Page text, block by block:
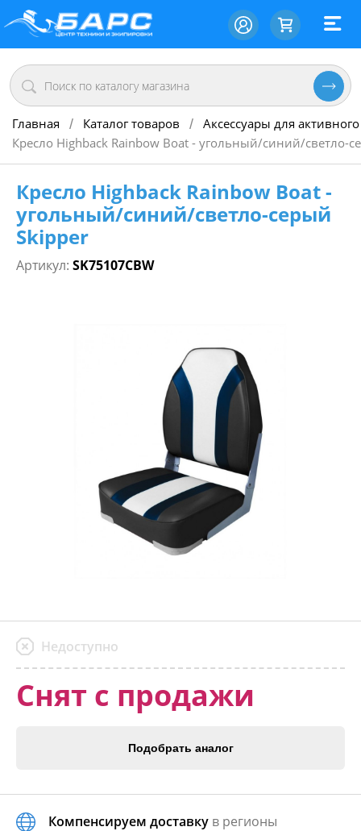
Главная / Каталог товаров / Аксессуары для
Кресло Highback Rainbow Boat - угольный/синий/светло-
Кресло Highback Rainbow Boat -
угольный/синий/светло-серый
Skipper
Артикул: SK75107CBW
Недоступно
Снят с продажи
Подобрать аналог
Компенсируем доставку в регионы